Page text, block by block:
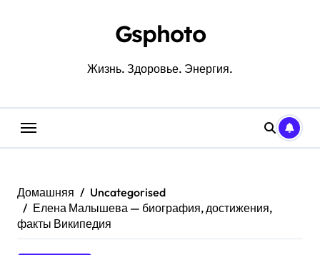
Gsphoto
Жизнь. Здоровье. Энергия.
Домашняя
Uncategorised
Елена Малышева — биография, достижения,
факты Википедия